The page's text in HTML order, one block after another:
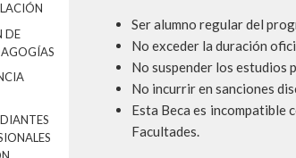
Ser alumno regular del
No exceder la duración
No suspender los estudios
No incurrir en sanciones
Esta Beca es incompatible
Facultades.
DE